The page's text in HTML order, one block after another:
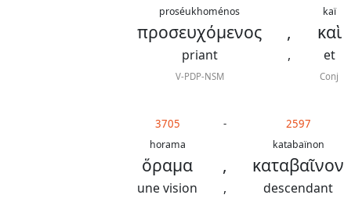
proséukhoménos
προσευχόμενος
priant
V-PDP-NSM
,
,
kaï
καὶ
et
Conj
3705
horama
ὅραμα
une vision
-
,
,
2597
katabaïnon
καταβαῖνον
descendant